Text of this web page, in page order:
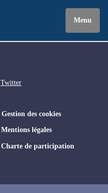
Menu
Twitter
Gestion des cookies
Mentions légales
Charte de participation